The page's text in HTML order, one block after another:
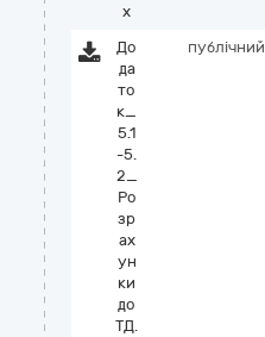
x
До
да
то
к_
5.1
-5.
2_
Ро
зр
ах
ун
ки
до
ТД.
публічний